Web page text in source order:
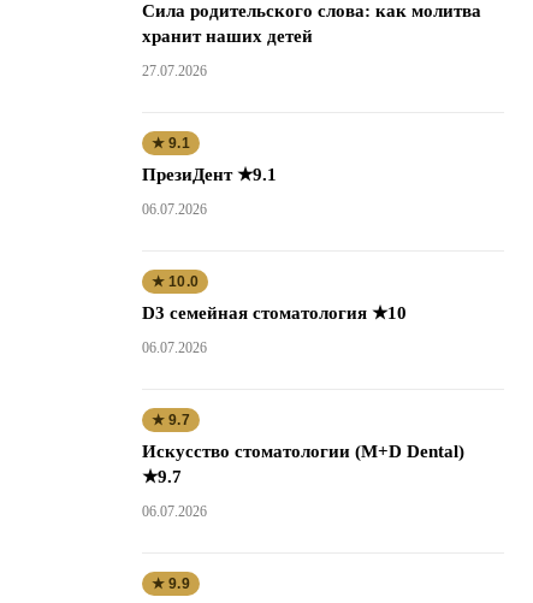
Сила родительского слова: как молитва
хранит наших детей
27.07.2026
★ 9.1
ПрезиДент ★9.1
06.07.2026
★ 10.0
D3 семейная стоматология ★10
06.07.2026
★ 9.7
Искусство стоматологии (M+D Dental)
★9.7
06.07.2026
★ 9.9